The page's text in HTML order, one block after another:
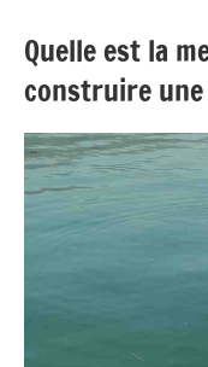
Quelle est la
construire une